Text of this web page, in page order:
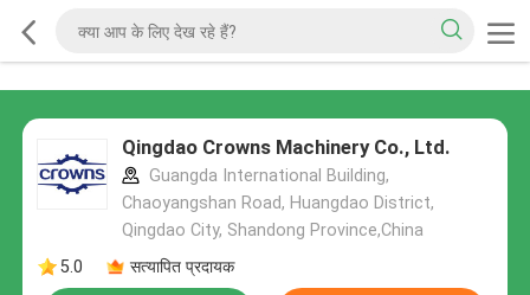
Qingdao Crowns Machinery Co., Ltd.
Guangda International Building,
Chaoyangshan Road, Huangdao District,
Qingdao City, Shandong Province,China
5.0
सत्यापित प्रदायक